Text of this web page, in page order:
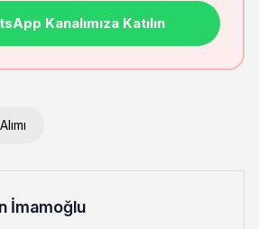
Kanalımıza Katılın
İmamoğlu